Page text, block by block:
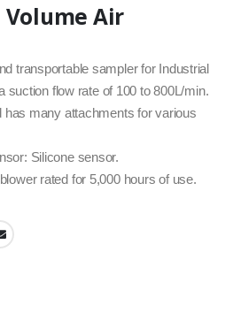
Air
transportable sampler for Industrial
suction flow rate of 100 to 800L/min.
has many attachments for various
Silicone sensor.
rated for 5,000 hours of use.